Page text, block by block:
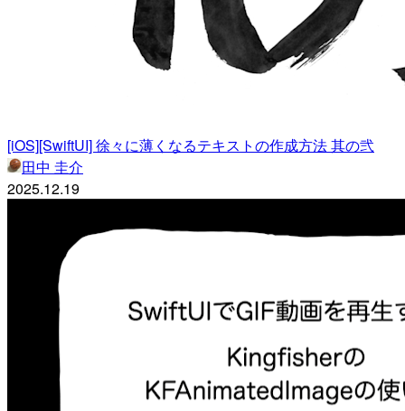
[iOS][SwiftUI] 徐々に薄くなるテキストの作成方法 其の弐
田中 圭介
2025.12.19